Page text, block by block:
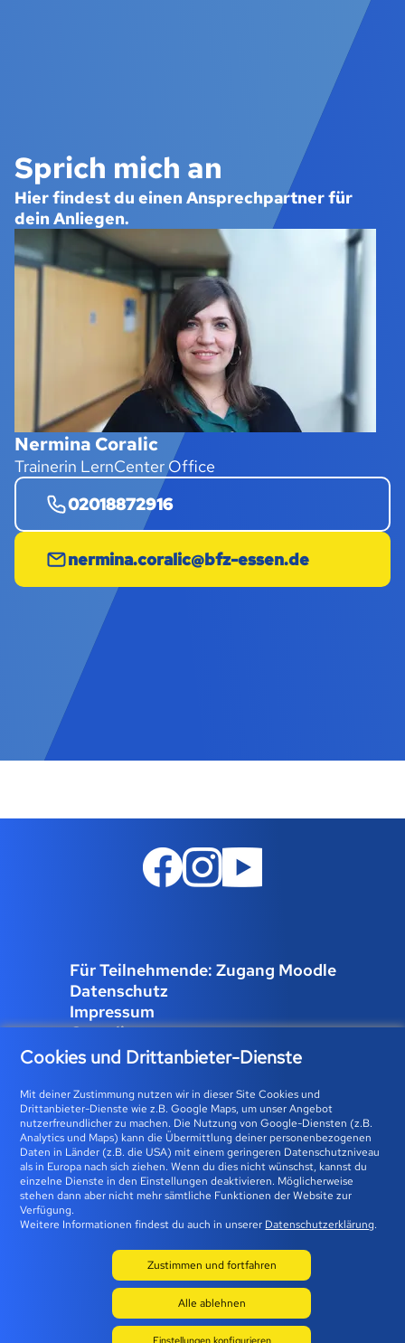
Sprich mich an
Hier findest du einen Ansprechpartner für
dein Anliegen.
Nermina Coralic
Trainerin LernCenter Office
02018872916
nermina.coralic@bfz-essen.de
Für Teilnehmende: Zugang Moodle
Datenschutz
Impressum
Compliance
Job und Karriere
Bfz-Essen GmbH | Karolingerstraße 93 | 45141 Essen 0800
23 93 773 (gebührenfrei) |info@bfz-essen.de
© 2026 BFZ
Zustimmen und fortfahren
Alle ablehnen
Einstellungen konfigurieren
Cookies und Drittanbieter-Dienste
Mit deiner Zustimmung nutzen wir in dieser Site Cookies und
Drittanbieter-Dienste wie z.B. Google Maps, um unser Angebot
nutzerfreundlicher zu machen. Die Nutzung von Google-Diensten (z.B.
Analytics und Maps) kann die Übermittlung deiner personenbezogenen
Daten in Länder (z.B. die USA) mit einem geringeren Datenschutzniveau
als in Europa nach sich ziehen. Wenn du dies nicht wünschst, kannst du
einzelne Dienste in den Einstellungen deaktivieren. Möglicherweise
stehen dann aber nicht mehr sämtliche Funktionen der Website zur
Verfügung.
Weitere Informationen findest du auch in unserer Datenschutzerklärung.